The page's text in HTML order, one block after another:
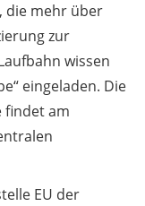
die mehr über
zur
wissen
eingeladen. Die
findet am
EU der